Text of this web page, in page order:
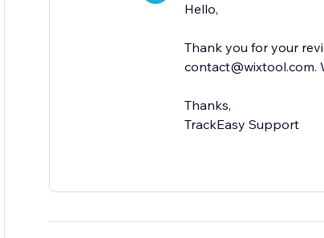
Hello,
Thank you for your
contact@wixtool.com.
Thanks,
TrackEasy Support